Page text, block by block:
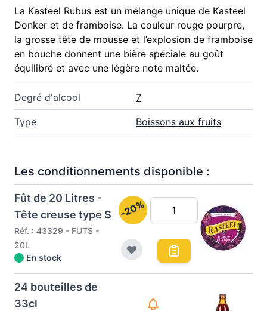
La Kasteel Rubus est un mélange unique de Kasteel
Donker et de framboise. La couleur rouge pourpre,
la grosse tête de mousse et l’explosion de framboise
en bouche donnent une bière spéciale au goût
équilibré et avec une légère note maltée.
Degré d'alcool 7
Type Boissons aux fruits
Les conditionnements disponible :
Fût de 20 Litres -
Tête creuse type S
Réf. : 43329 - FUTS -
20L
En stock
-20%
24 bouteilles de
33cl